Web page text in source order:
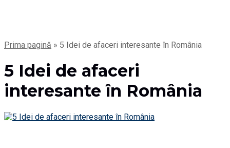
Prima pagină » 5 Idei de afaceri interesante în România
5 Idei de afaceri
interesante în România